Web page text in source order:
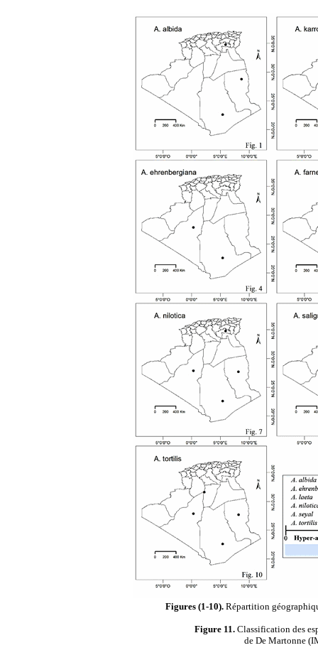
Figures (1-10).Répartition
Figure 11.Classification des
de De Martonne